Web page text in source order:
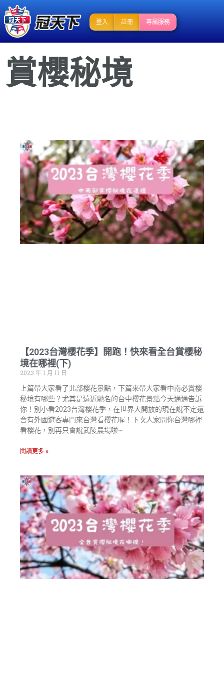
登入 註冊 專屬服務
賞櫻秘境
【2023台灣櫻花季】開跑！快來看全台賞櫻秘
境在哪裡(下)
2023 年 1 月 11 日
上篇帶大家看了北部櫻花景點，下篇來帶大家看中南必賞櫻
秘境有哪些？尤其是遠近馳名的台中櫻花景點今天通通告訴
你！別小看2023台灣櫻花季，在世界大開放的現在說不定還
會有外國遊客專門來台灣看櫻花喔！下次人家問你台灣哪裡
看櫻花，別再只會說武陵農場啦~
閱讀更多 »